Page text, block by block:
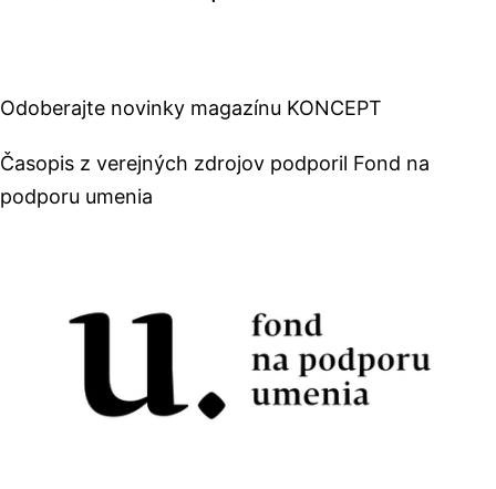
Odoberajte novinky magazínu KONCEPT
Časopis z verejných zdrojov podporil Fond na
podporu umenia